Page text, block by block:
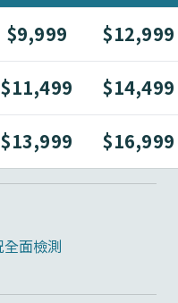
$9,999 $12,999
$11,499 $14,499
$13,999 $16,999
面檢測